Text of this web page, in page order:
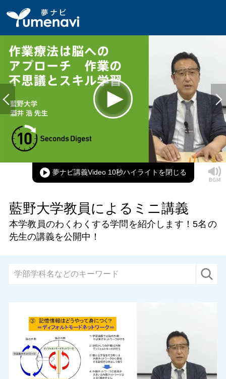
Time
Picture-
in-
Picture
夢ナビ講義Video 10秒ハイライト
藍野大学教員によるミニ講義
本学教員のわくわくする学問を紹介します！5名 の
先生の講義を公開中！